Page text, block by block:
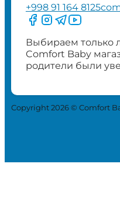
+998 91 164 8125
Следите за нами
Следите за
Следите за
Следите
Выбираем только
Comfort Baby
родители были
Copyright 2026 © Comfort